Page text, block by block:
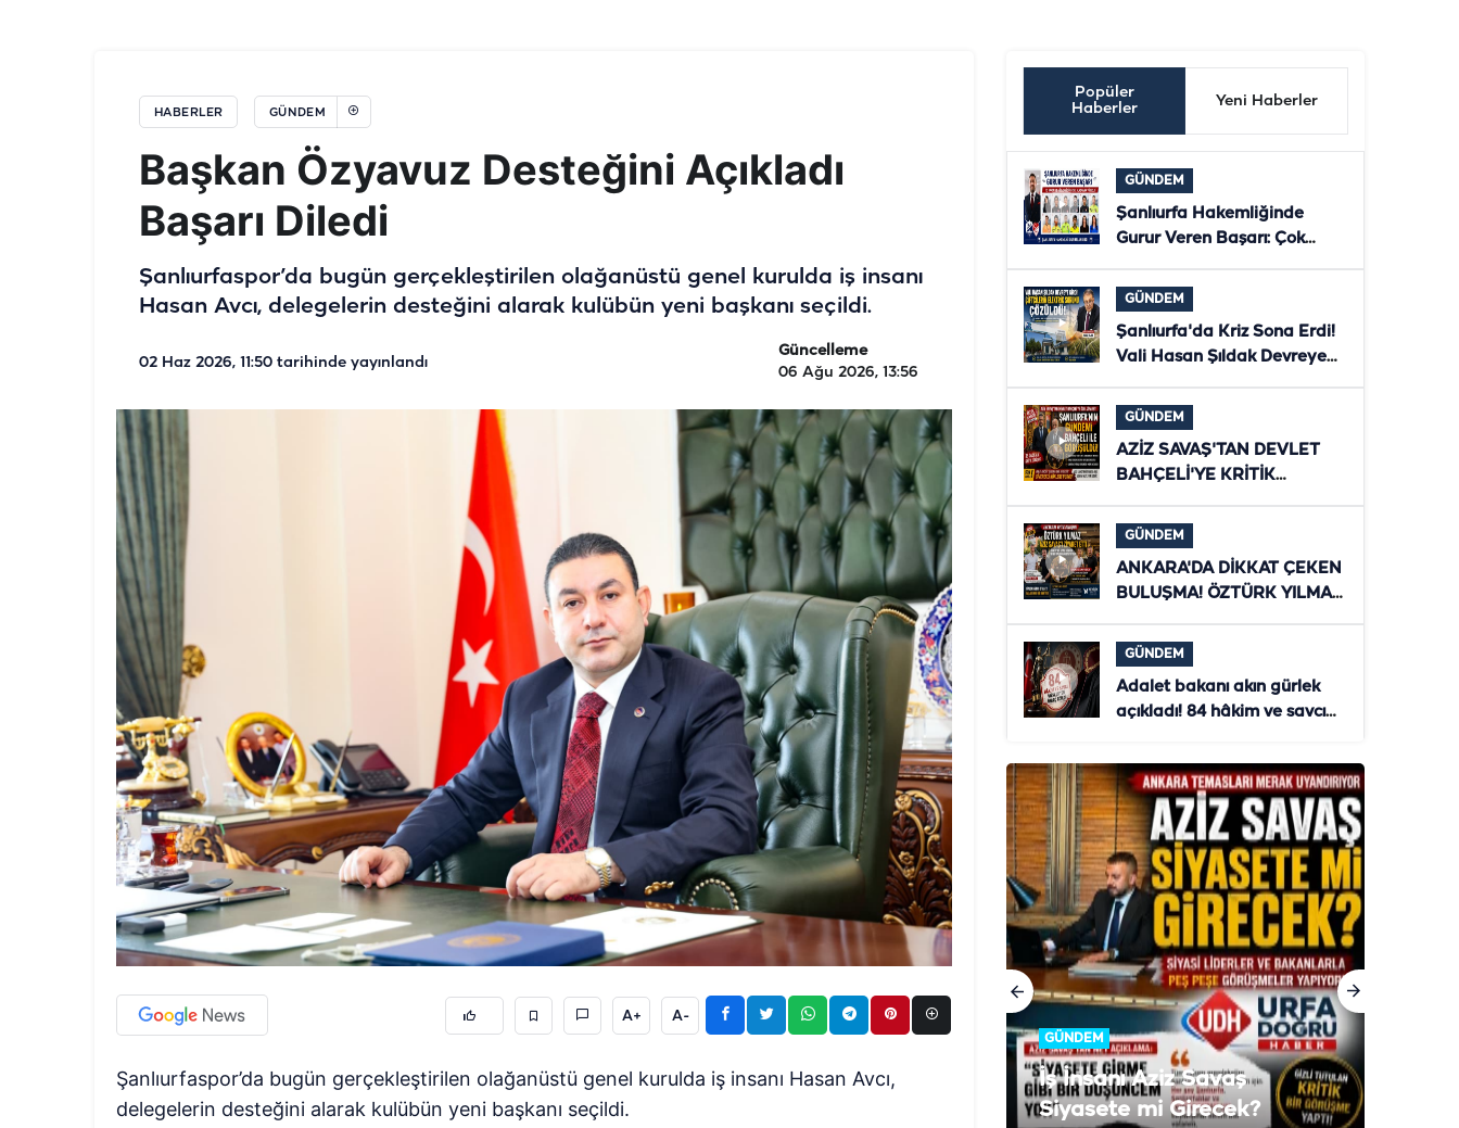
HABERLER GÜNDEM
Başkan Özyavuz Desteğini Açıkladı
Başarı Diledi
Şanlıurfaspor’da bugün gerçekleştirilen olağanüstü genel kurulda iş insanı
Hasan Avcı, delegelerin desteğini alarak kulübün yeni başkanı seçildi.
02 Haz 2026, 11:50 tarihinde yayınlandı
Güncelleme
06 Ağu 2026, 13:56
A+ A-
Şanlıurfaspor’da bugün gerçekleştirilen olağanüstü genel kurulda iş insanı Hasan Avcı,
delegelerin desteğini alarak kulübün yeni başkanı seçildi.
Popüler
Haberler
Yeni Haberler
GÜNDEM
Şanlıurfa Hakemliğinde
Gurur Veren Başarı: Çok
Bölgesel Klasmana Yükseldi
GÜNDEM
Şanlıurfa'da Kriz Sona Erdi!
Vali Hasan Şıldak Devreye
Yeniden Verildi
GÜNDEM
AZİZ SAVAŞ'TAN DEVLET
BAHÇELİ'YE KRİTİK
YENİ DÖNEMİ MASAYA
YATIRILDI
GÜNDEM
ANKARA'DA DİKKAT ÇEKEN
BULUŞMA! ÖZTÜRK YILMAZ
TÜRKİYE'NİN GELECEĞİNİ
MASAYA YATIRDI
GÜNDEM
Adalet bakanı akın gürlek
açıkladı! 84 hâkim ve savcı
GÜNDEM
İş İnsanı Aziz Savaş
Siyasete mi Girecek?